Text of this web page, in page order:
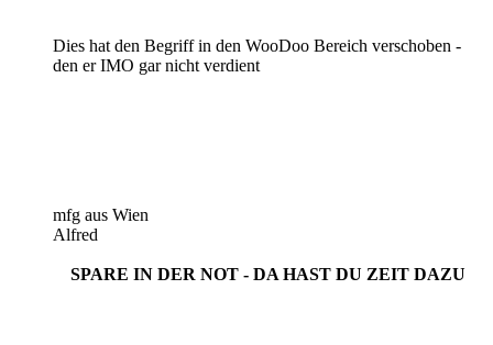
Dies hat den Begriff in den WooDoo Bereich verschoben -
den er IMO gar nicht verdient
mfg aus Wien
Alfred
SPARE IN DER NOT - DA HAST DU ZEIT DAZU